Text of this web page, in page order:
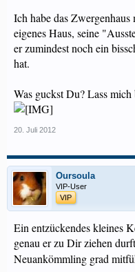
Ich habe das
eigenes Haus, seine
er zumindest noch ein
hat.
Was guckst Du? Lass
20. Juli 2012
Oursoula
VIP-User
VIP
Ein entzückendes kleines
genau er zu Dir ziehen
Neuankömmling grad